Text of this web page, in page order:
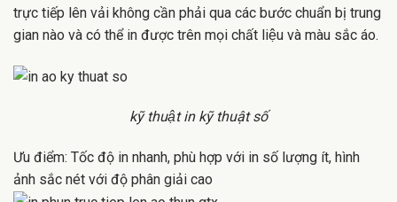
trực tiếp lên vải không cần phải qua các bước chuẩn bị trung
gian nào và có thể in được trên mọi chất liệu và màu sắc áo.
kỹ thuật in kỹ thuật số
Ưu điểm: Tốc độ in nhanh, phù hợp với in số lượng ít, hình
ảnh sắc nét với độ phân giải cao